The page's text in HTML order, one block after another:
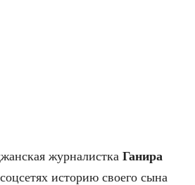
журналистка Ганира
историю своего сына